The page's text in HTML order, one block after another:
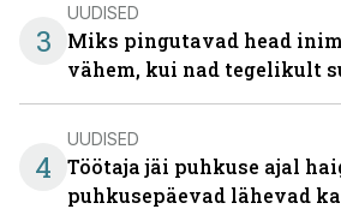
3
UUDISED
Miks pingutavad head
vähem, kui nad tegelikult
4
UUDISED
Töötaja jäi puhkuse ajal
puhkusepäevad lähevad